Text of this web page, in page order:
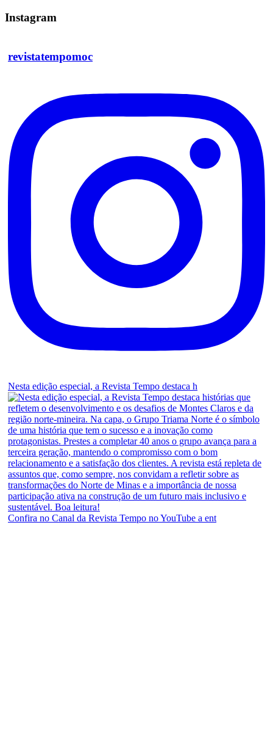
Instagram
revistatempomoc
Nesta edição especial, a Revista Tempo destaca h
Confira no Canal da Revista Tempo no YouTube a ent